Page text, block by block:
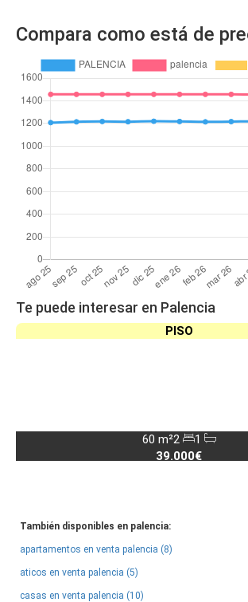
Compara como está de
Te puede interesar en Palencia
PISO
60 m²2
1
39.000€
También disponibles en palencia:
apartamentos en venta palencia (8)
aticos en venta palencia (5)
casas en venta palencia (10)